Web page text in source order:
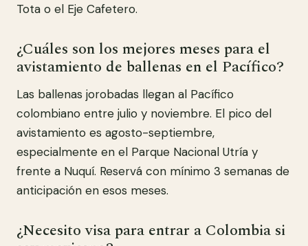
Tota o el Eje Cafetero.
¿Cuáles son los mejores meses para el
avistamiento de ballenas en el Pacífico?
Las ballenas jorobadas llegan al Pacífico
colombiano entre julio y noviembre. El pico del
avistamiento es agosto-septiembre,
especialmente en el Parque Nacional Utría y
frente a Nuquí. Reservá con mínimo 3 semanas de
anticipación en esos meses.
¿Necesito visa para entrar a Colombia si